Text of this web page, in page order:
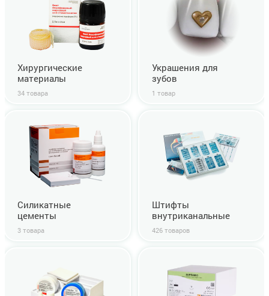
34 товара
Хирургические
материалы
1 товар
Украшения для
зубов
3 товара
Силикатные
цементы
426 товаров
Штифты
внутриканальные